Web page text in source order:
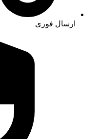
ارسال فوری